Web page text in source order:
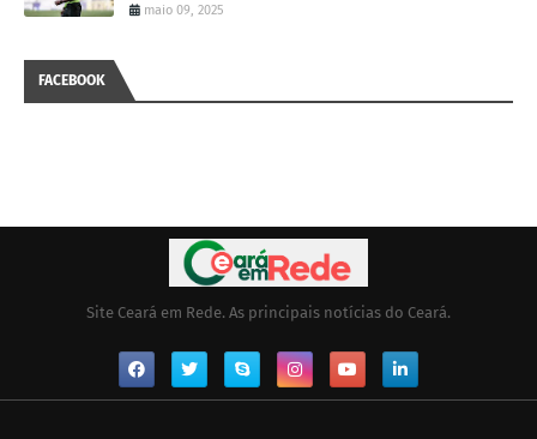
maio 09, 2025
FACEBOOK
Site Ceará em Rede. As principais notícias do Ceará.